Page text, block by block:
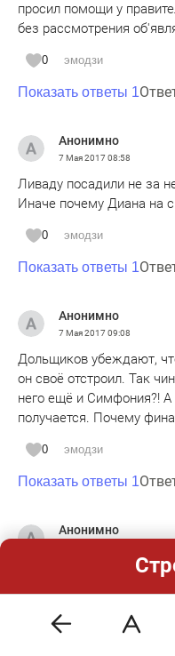
просил помощи у
без рассмотрения
0 эмодзи
Показать ответы 1
Анонимно
7 Мая 201708:58
Ливаду посадили не за
Иначе почему Диана на
0 эмодзи
Показать ответы 1
Анонимно
7 Мая 201709:08
Дольщиков убеждают,
он своё отстроил. Так
него ещё и Симфония?!
получается. Почему
0 эмодзи
Показать ответы 1
Анонимно
Сказка про активы
выполняет роль
эмодзи